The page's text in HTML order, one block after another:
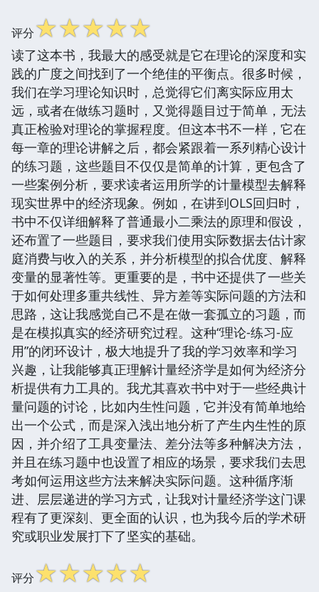
评分☆☆☆☆☆
读了这本书，我最大的感受就是它在理论的深度和实
践的广度之间找到了一个绝佳的平衡点。很多时候，
我们在学习理论知识时，总觉得它们离实际应用太
远，或者在做练习题时，又觉得题目过于简单，无法
真正检验对理论的掌握程度。但这本书不一样，它在
每一章的理论讲解之后，都会紧跟着一系列精心设计
的练习题，这些题目不仅仅是简单的计算，更包含了
一些案例分析，要求读者运用所学的计量模型去解释
现实世界中的经济现象。例如，在讲到OLS回归时，
书中不仅详细解释了普通最小二乘法的原理和假设，
还布置了一些题目，要求我们使用实际数据去估计家
庭消费与收入的关系，并分析模型的拟合优度、解释
变量的显著性等。更重要的是，书中还提供了一些关
于如何处理多重共线性、异方差等实际问题的方法和
思路，这让我感觉自己不是在做一套孤立的习题，而
是在模拟真实的经济研究过程。这种“理论-练习-应
用”的闭环设计，极大地提升了我的学习效率和学习
兴趣，让我能够真正理解计量经济学是如何为经济分
析提供有力工具的。我尤其喜欢书中对于一些经典计
量问题的讨论，比如内生性问题，它并没有简单地给
出一个公式，而是深入浅出地分析了产生内生性的原
因，并介绍了工具变量法、差分法等多种解决方法，
并且在练习题中也设置了相应的场景，要求我们去思
考如何运用这些方法来解决实际问题。这种循序渐
进、层层递进的学习方式，让我对计量经济学这门课
程有了更深刻、更全面的认识，也为我今后的学术研
究或职业发展打下了坚实的基础。
评分☆☆☆☆☆